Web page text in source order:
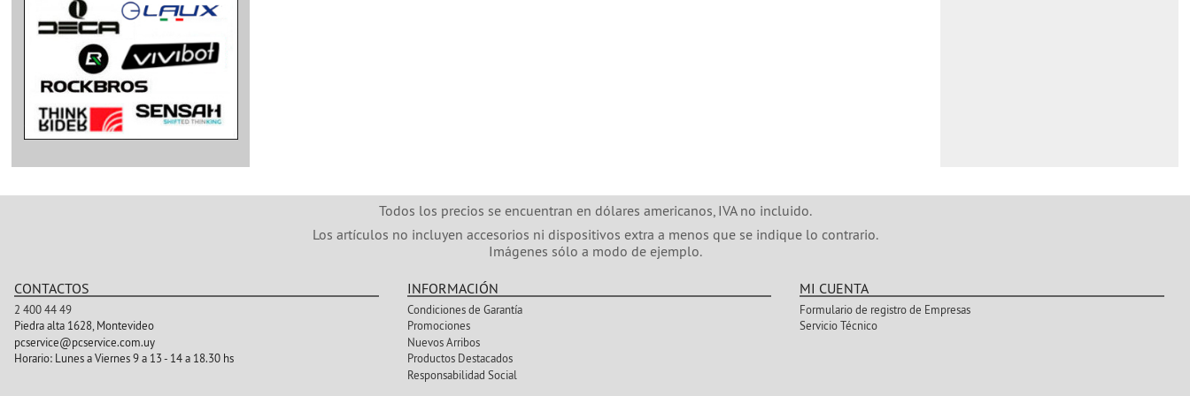
Todos los precios se encuentran en dólares americanos, IVA no incluido.
Los artículos no incluyen accesorios ni dispositivos extra a menos que se indique lo contrario.
Imágenes sólo a modo de ejemplo.
CONTACTOS
2 400 44 49
Piedra alta 1628, Montevideo
pcservice@pcservice.com.uy
Horario: Lunes a Viernes 9 a 13 - 14 a 18.30 hs
INFORMACIÓN
Condiciones de Garantía
Promociones
Nuevos Arribos
Productos Destacados
Responsabilidad Social
MI CUENTA
Formulario de registro de Empresas
Servicio Técnico